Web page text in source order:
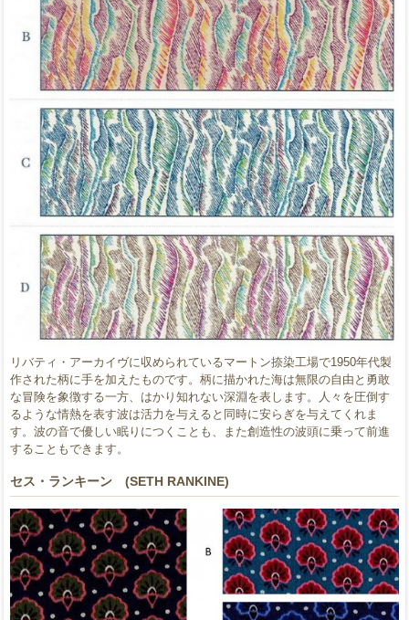
リバティ・アーカイヴに収められているマートン捺染工場で1950年代製
作された柄に手を加えたものです。柄に描かれた海は無限の自由と勇敢
な冒険を象徴する一方、はかり知れない深淵を表します。人々を圧倒す
るような情熱を表す波は活力を与えると同時に安らぎを与えてくれま
す。波の音で優しい眠りにつくことも、また創造性の波頭に乗って前進
することもできます。
セス・ランキーン (SETH RANKINE)